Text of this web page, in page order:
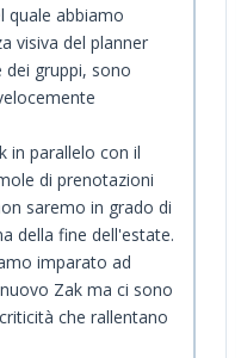
quale abbiamo
visiva del planner
gruppi, sono
in parallelo con il
di prenotazioni
saremo in grado di
della fine dell'estate.
imparato ad
Zak ma ci sono
che rallentano